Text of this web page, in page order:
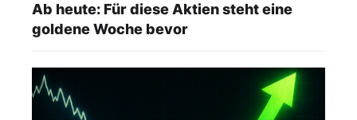
Ab heute: Für diese Aktien steht eine
goldene Woche bevor